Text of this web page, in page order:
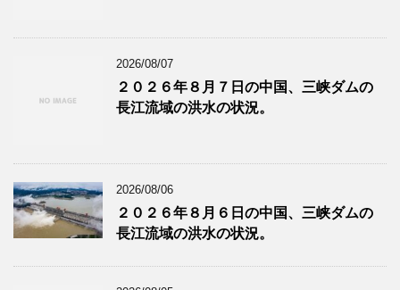
2026/08/07
２０２６年８月７日の中国、三峡ダムの
長江流域の洪水の状況。
2026/08/06
２０２６年８月６日の中国、三峡ダムの
長江流域の洪水の状況。